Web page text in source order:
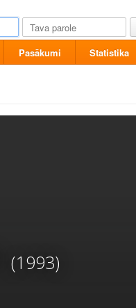
Pasākumi Statistika
(1993)